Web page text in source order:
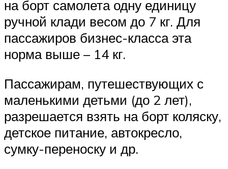
на борт самолета одну единицу
ручной клади весом до 7 кг. Для
пассажиров бизнес-класса эта
норма выше – 14 кг.
Пассажирам, путешествующих с
маленькими детьми (до 2 лет),
разрешается взять на борт коляску,
детское питание, автокресло,
сумку-переноску и др.